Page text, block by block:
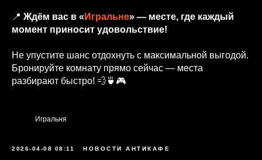
📍 Ждём вас в « Игральне» — месте, где каждый
момент приносит удовольствие!
Не упустите шанс отдохнуть с максимальной выгодой.
Бронируйте комнату прямо сейчас — места
разбирают быстро! 💨🍵🎮
Игральня
2026-04-08 08:11 НОВОСТИ АНТИКАФЕ